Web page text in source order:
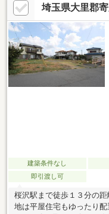
埼玉県大里郡
建築条件なし
即引渡し可
桜沢駅まで徒歩１３分の
地は平屋住宅もゆったり配